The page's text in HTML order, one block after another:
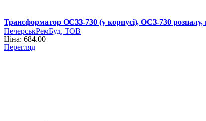
Трансформатор ОСЗЗ-730 (у корпусі), ОСЗ-730
ПечерськРемБуд, ТОВ
Ціна: 684.00
Перегляд